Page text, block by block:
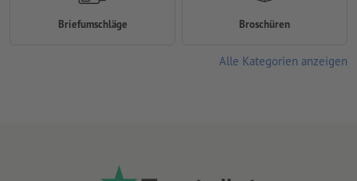
Briefumschläge Broschüren
Alle Kategorien anzeigen